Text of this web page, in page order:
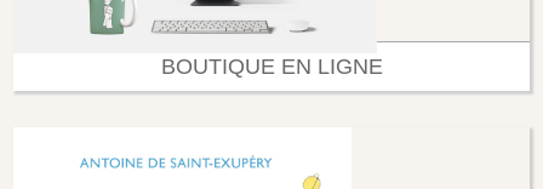
BOUTIQUE EN LIGNE